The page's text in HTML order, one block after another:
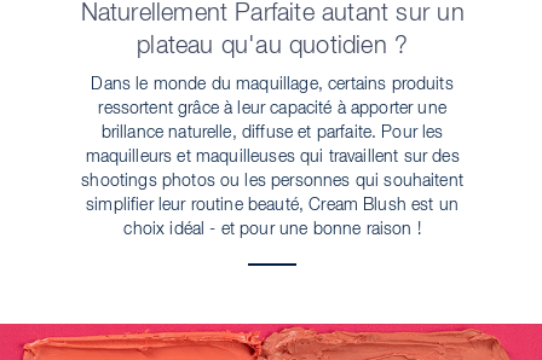
Naturellement Parfaite autant sur un
plateau qu'au quotidien ?
Dans le monde du maquillage, certains produits
ressortent grâce à leur capacité à apporter une
brillance naturelle, diffuse et parfaite. Pour les
maquilleurs et maquilleuses qui travaillent sur des
shootings photos ou les personnes qui souhaitent
simplifier leur routine beauté, Cream Blush est un
choix idéal - et pour une bonne raison !